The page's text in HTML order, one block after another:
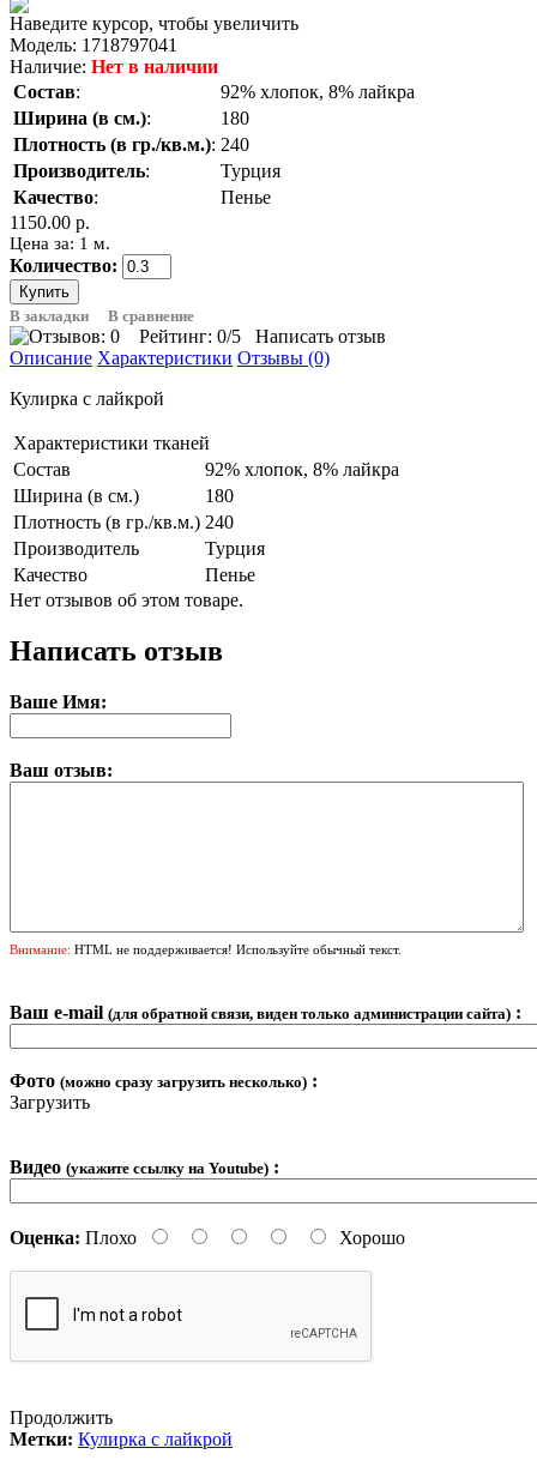
Наведите курсор, чтобы увеличить
Модель: 1718797041
Наличие: Нет в наличии
Состав:
92% хлопок, 8% лайкра
Ширина (в см.):
180
Плотность (в гр./кв.м.): 240
Производитель:
Турция
Качество:
Пенье
1150.00 р.
Цена за: 1 м.
Количество:
В закладки В сравнение
Рейтинг: 0/5
Написать отзыв
Описание Характеристики Отзывы (0)
Кулирка с лайкрой
Характеристики тканей
Состав
92% хлопок, 8% лайкра
Ширина (в см.)
180
Плотность (в гр./кв.м.) 240
Производитель
Турция
Качество
Пенье
Нет отзывов об этом товаре.
Написать отзыв
Ваше Имя:
Ваш отзыв:
Внимание: HTML не поддерживается! Используйте обычный текст.
Ваш e-mail (для обратной связи, виден только администрации сайта) :
Фото (можно сразу загрузить несколько) :
Загрузить
Видео (укажите ссылку на Youtube) :
Оценка: Плохо Хорошо
Продолжить
Метки: Кулирка с лайкрой